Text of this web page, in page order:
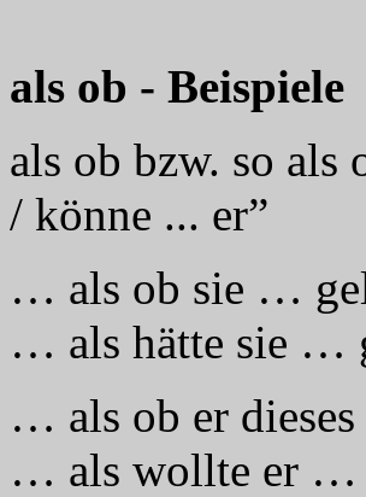
als ob - Beispiele
als ob bzw. so als
/ könne ... er”
… als ob sie …
… als hätte sie …
… als ob er
… als wollte er …